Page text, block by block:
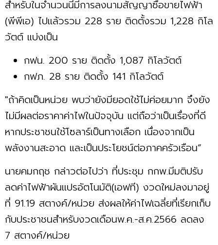
สำหรับในจำนวนนี้มีการลงนามสัญญาซื้อขายไฟฟ้า
(พีพีเอ) ไปแล้วรวม 228 ราย ติดตั้งรวม 1,228 กิโล
วัตต์ แบ่งเป็น
กฟน. 200 ราย ติดตั้ง 1,087 กิโลวัตต์
กฟภ. 28 ราย ติดตั้ง 141 กิโลวัตต์
"ถ้าคิดเป็นหน่วย พบว่ายังมียอดใช้ไม่ค่อยมาก จึงยัง
ไม่มีผลต่อราคาค่าไฟในปัจจุบัน แต่ถือว่าเป็นเรื่องที่ดี
หากประชาชนใช้โซลาร์เป็นทางเลือก เนื่องจากเป็น
พลังงานสะอาด และเป็นประโยชน์ต่อภาคครัวเรือน”
นายคมกฤช กล่าวต่อไปว่า ที่ประชุม กกพ.มีมติปรับ
ลดค่าไฟฟ้าผันแปรอัตโนมัติ(เอฟที) งวดใหม่ลงมาอยู่
ที่ 91.19 สตางค์/หน่วย ส่งผลให้ค่าไฟเฉลี่ยที่เรียกเก็บ
กับประชาชนสำหรับงวดเดือนพ.ค.-ส.ค.2566 ลดลง
7 สตางค์/หน่วย